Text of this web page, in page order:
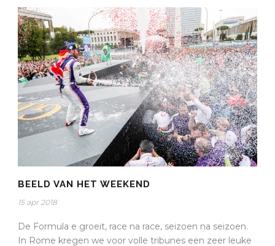
BEELD VAN HET WEEKEND
15 apr 2018
De Formula e groeit, race na race, seizoen na seizoen.
In Rome kregen we voor volle tribunes een zeer leuke